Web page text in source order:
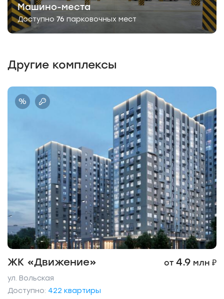
предусмотрены аккуратные фасадные
корзины. Благодаря панорамному
остеклению, жилой комплекс «Зодиак»
выглядит воздушным и идеально
Машино-места
Доступно 76 парковочных мест
Другие комплексы
%
ЖК «Движение» от 4.9 млн ₽
ул. Вольская
Доступно: 422 квартиры